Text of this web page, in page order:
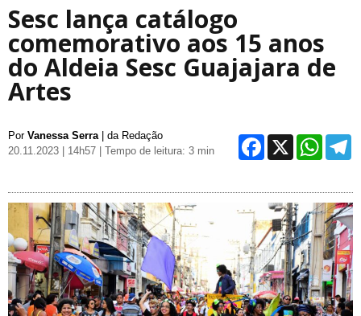
Sesc lança catálogo
comemorativo aos 15 anos
do Aldeia Sesc Guajajara de
Artes
Por Vanessa Serra| da Redação
20.11.2023 | 14h57
| Tempo de leitura: 3 min X